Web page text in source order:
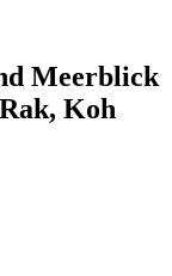
Meerblick
Koh